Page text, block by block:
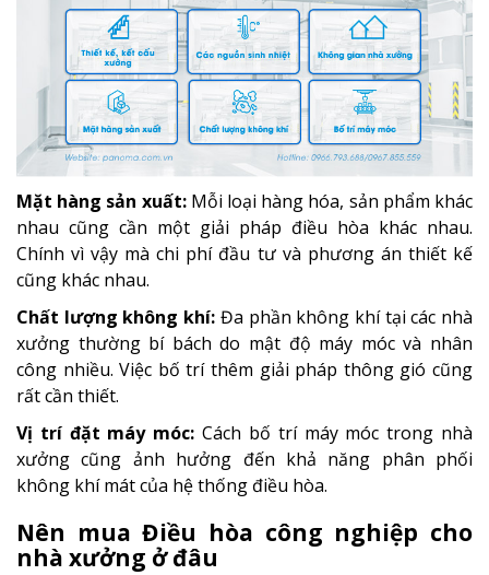
Mặt hàng sản xuất:Mỗi loại hàng hóa, sản phẩm khác
nhau cũng cần một giải pháp điều hòa khác nhau.
Chính vì vậy mà chi phí đầu tư và phương án thiết kế
cũng khác nhau.
Chất lượng không khí: Đa phần không khí tại các nhà
xưởng thường bí bách do mật độ máy móc và nhân
công nhiều. Việc bố trí thêm giải pháp thông gió cũng
rất cần thiết.
Vị trí đặt máy móc:Cách bố trí máy móc trong nhà
xưởng cũng ảnh hưởng đến khả năng phân phối
không khí mát của hệ thống điều hòa.
Nên mua Điều hòa công nghiệp cho
nhà xưởng ở đâu